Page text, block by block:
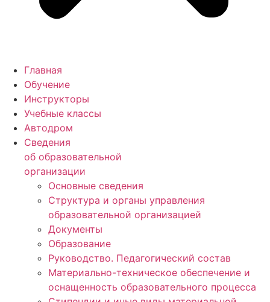
Главная
Обучение
Инструкторы
Учебные классы
Автодром
Сведения
об образовательной
организации
Основные сведения
Структура и органы управления
образовательной организацией
Документы
Образование
Руководство. Педагогический состав
Материально-техническое обеспечение и
оснащенность образовательного процесса